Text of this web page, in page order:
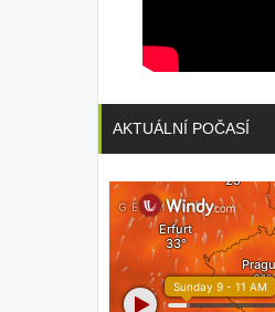
AKTUÁLNÍ POČASÍ